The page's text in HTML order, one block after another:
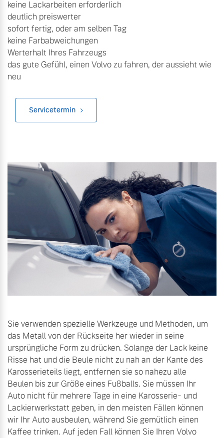
Versicherung
keine Lackarbeiten erforderlich
deutlich preiswerter
sofort fertig, oder am selben Tag
keine Farbabweichungen
Werterhalt Ihres Fahrzeugs
das gute Gefühl, einen Volvo zu fahren, der aussieht wie
neu
Servicetermin
Sie verwenden spezielle Werkzeuge und Methoden, um
das Metall von der Rückseite her wieder in seine
ursprüngliche Form zu drücken. Solange der Lack keine
Risse hat und die Beule nicht zu nah an der Kante des
Karosserieteils liegt, entfernen sie so nahezu alle
Beulen bis zur Größe eines Fußballs. Sie müssen Ihr
Auto nicht für mehrere Tage in eine Karosserie- und
Lackierwerkstatt geben, in den meisten Fällen können
wir Ihr Auto ausbeulen, während Sie gemütlich einen
Kaffee trinken. Auf jeden Fall können Sie Ihren Volvo